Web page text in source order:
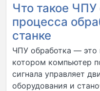
Что такое ЧПУ
процесса
станке
ЧПУ обработка — это
котором компьютер
сигнала управляет
оборудования и